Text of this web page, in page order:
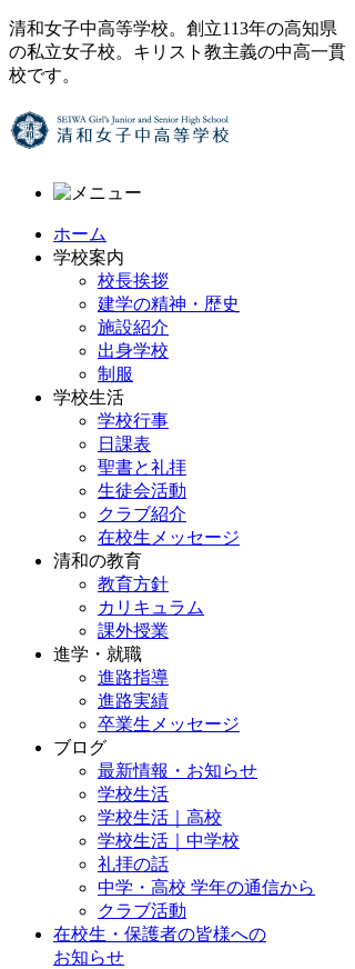
清和女子中高等学校。創立113年の高知県
の私立女子校。キリスト教主義の中高一貫
校です。
ホーム
学校案内
校長挨拶
建学の精神・歴史
施設紹介
出身学校
制服
学校生活
学校行事
日課表
聖書と礼拝
生徒会活動
クラブ紹介
在校生メッセージ
清和の教育
教育方針
カリキュラム
課外授業
進学・就職
進路指導
進路実績
卒業生メッセージ
ブログ
最新情報・お知らせ
学校生活
学校生活｜高校
学校生活｜中学校
礼拝の話
中学・高校 学年の通信から
クラブ活動
在校生・保護者の皆様への
お知らせ